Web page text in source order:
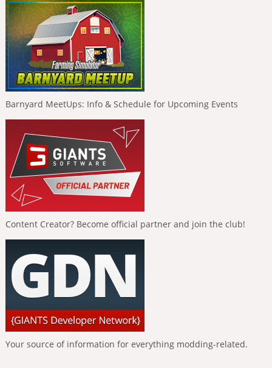
Barnyard MeetUps: Info & Schedule for Upcoming Events
Content Creator? Become official partner and join the club!
Your source of information for everything modding-related.